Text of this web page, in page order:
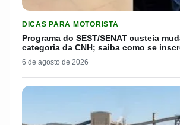
DICAS PARA MOTORISTA
Programa do SEST/SENAT custeia
categoria da CNH; saiba como se
6 de agosto de 2026